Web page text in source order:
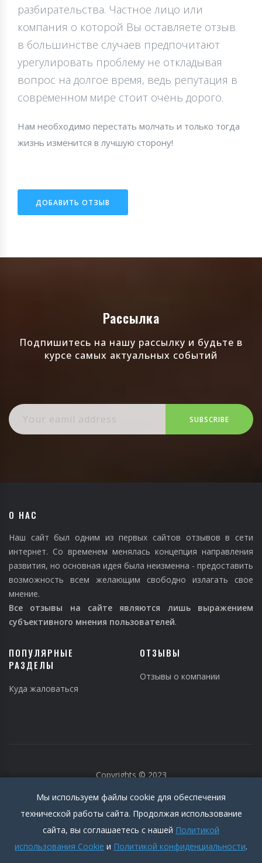
разбирательства. Частное лицо или
компания о которой Вы оставляете отзыв
в большинстве случаев предпочитают
урегулировать проблему не откладывая
вопрос на долгое время, ведь репутация в
современном мире стоит очень дорого.
Нам необходимо перестать молчать и только тогда
жизнь изменится в лучшую сторону!
ДОБАВИТЬ ОТЗЫВ
Рассылка
Подпишитесь на нашу рассылку и будьте в
курсе самых актуальных событий
SUBSCRIBE
О НАС
Наш сайт был одним из первых сайтов отзывов в сети
интернет. Со временем менялась концепция направления
развития, но основная идея была неизменна - предоставить
возможность всем желающим свободно излагать свое
мнение.
Все отзывы на сайте являются лишь выражением
субъективного мнения пользователей.
ПОПУЛЯРНЫЕ
РАЗДЕЛЫ
Куда жаловаться
ОТЗЫВЫ
Отзывы о компании
Copyrights © 2023
Мы используем файлы cookie для обеспечения
технической работы сайта. Продолжая использование
сайта, вы соглашаетесь с нашей Политикой
использования Cookie и Политикой конфиденциальности.